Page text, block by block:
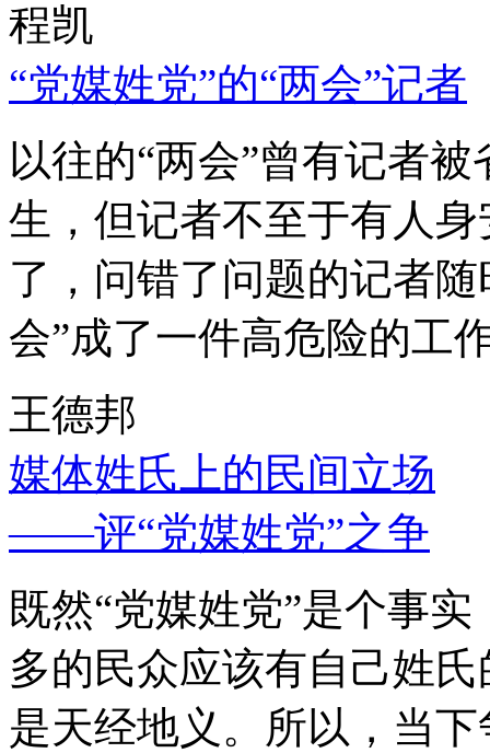
程凯
“党媒姓党”的“两会”记者
以往的“两会”曾有记者
生，但记者不至于有人
了，问错了问题的记者
会”成了一件高危险的工
王德邦
媒体姓氏上的民间立场
——评“党媒姓党”之争
既然“党媒姓党”是个事
多的民众应该有自己姓
是天经地义。所以，当